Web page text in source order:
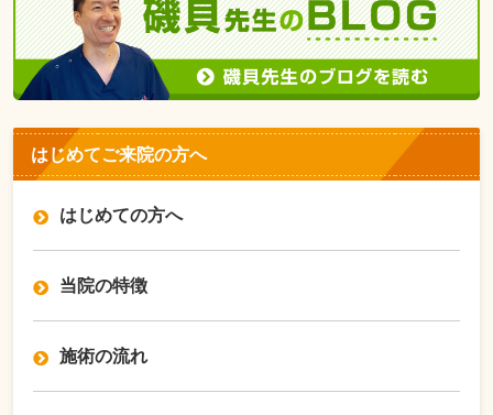
はじめてご来院の方へ
はじめての方へ
当院の特徴
施術の流れ